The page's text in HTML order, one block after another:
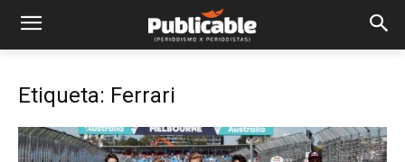
Etiqueta: Ferrari